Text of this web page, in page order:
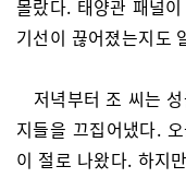
몰랐다. 태양관 패널
기선이 끊어졌는지도
저녁부터 조 씨는
지들을 끄집어냈다.
이 절로 나왔다. 하지